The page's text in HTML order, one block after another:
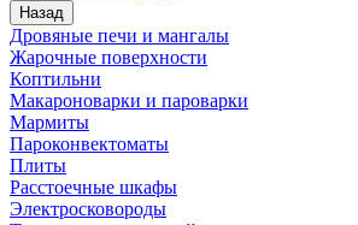
Назад
Дровяные печи и мангалы
Жарочные поверхности
Коптильни
Макароноварки и пароварки
Мармиты
Пароконвектоматы
Плиты
Расстоечные шкафы
Электросковороды